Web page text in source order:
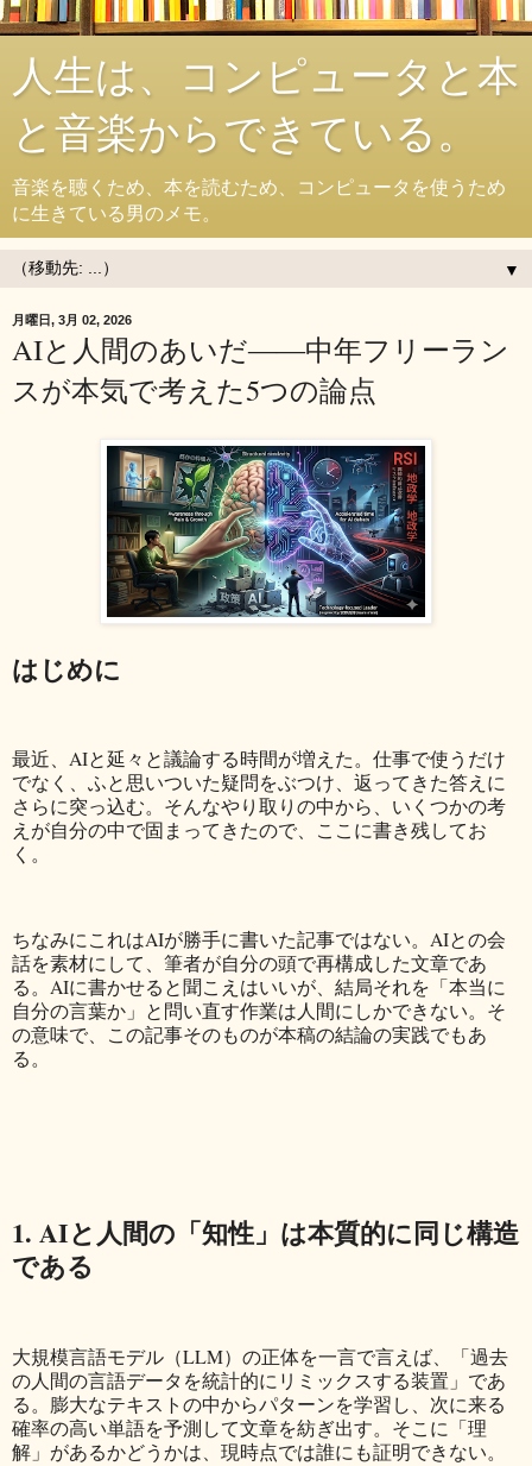
人生は、コンピュータと本
と音楽からできている。
音楽を聴くため、本を読むため、コンピュータを使うため
に生きている男のメモ。
▼
月曜日, 3月 02, 2026
AIと人間のあいだ――中年フリーラン
スが本気で考えた5つの論点
はじめに
最近、AIと延々と議論する時間が増えた。仕事で使うだけ
でなく、ふと思いついた疑問をぶつけ、返ってきた答えに
さらに突っ込む。そんなやり取りの中から、いくつかの考
えが自分の中で固まってきたので、ここに書き残してお
く。
ちなみにこれはAIが勝手に書いた記事ではない。AIとの会
話を素材にして、筆者が自分の頭で再構成した文章であ
る。AIに書かせると聞こえはいいが、結局それを「本当に
自分の言葉か」と問い直す作業は人間にしかできない。そ
の意味で、この記事そのものが本稿の結論の実践でもあ
る。
1. AIと人間の「知性」は本質的に同じ構造
である
大規模言語モデル（LLM）の正体を一言で言えば、「過去
の人間の言語データを統計的にリミックスする装置」であ
る。膨大なテキストの中からパターンを学習し、次に来る
確率の高い単語を予測して文章を紡ぎ出す。そこに「理
解」があるかどうかは、現時点では誰にも証明できない。